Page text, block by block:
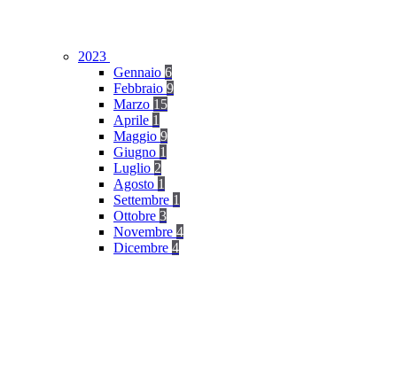
2023
Gennaio 6
Febbraio 9
Marzo 15
Aprile 1
Maggio 9
Giugno 1
Luglio 2
Agosto 1
Settembre 1
Ottobre 3
Novembre 4
Dicembre 4